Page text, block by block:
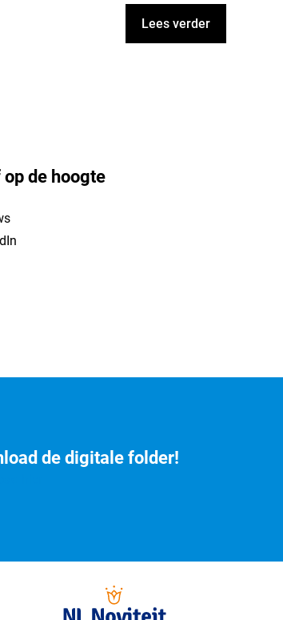
Lees verder
de hoogte
de digitale folder!